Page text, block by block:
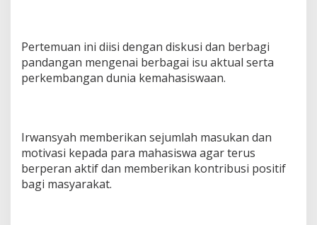
Pertemuan ini diisi dengan diskusi dan berbagi
pandangan mengenai berbagai isu aktual serta
perkembangan dunia kemahasiswaan.
Irwansyah memberikan sejumlah masukan dan
motivasi kepada para mahasiswa agar terus
berperan aktif dan memberikan kontribusi positif
bagi masyarakat.